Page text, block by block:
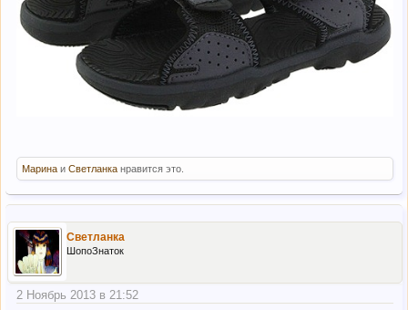
Марина и Светланка нравится это.
Светланка
ШопоЗнаток
2 Ноябрь 2013 в 21:52